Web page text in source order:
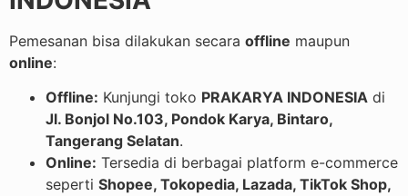
Pemesanan bisa dilakukan secara offline maupun
online:
Offline: Kunjungi toko PRAKARYA INDONESIA di
Jl. Bonjol No.103, Pondok Karya, Bintaro,
Tangerang Selatan.
Online: Tersedia di berbagai platform e-commerce
seperti Shopee, Tokopedia, Lazada, TikTok Shop,